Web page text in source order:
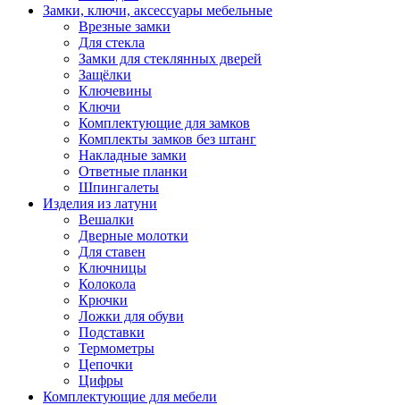
Замки, ключи, аксессуары мебельные
Врезные замки
Для стекла
Замки для стеклянных дверей
Защёлки
Ключевины
Ключи
Комплектующие для замков
Комплекты замков без штанг
Накладные замки
Ответные планки
Шпингалеты
Изделия из латуни
Вешалки
Дверные молотки
Для ставен
Ключницы
Колокола
Крючки
Ложки для обуви
Подставки
Термометры
Цепочки
Цифры
Комплектующие для мебели